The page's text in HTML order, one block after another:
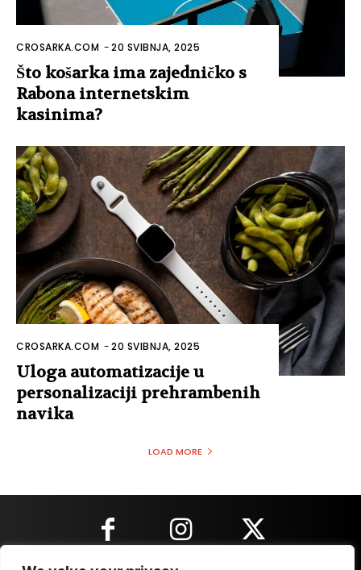
CROSARKA.COM -20 SVIBNJA, 2025
Što košarka ima zajedničko s
Rabona internetskim
kasinima?
CROSARKA.COM -20 SVIBNJA, 2025
Uloga automatizacije u
personalizaciji prehrambenih
navika
LOAD MORE